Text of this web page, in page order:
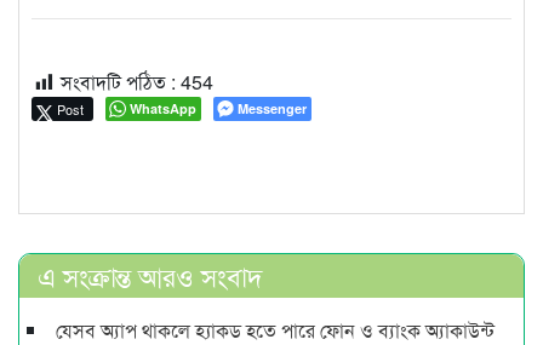
সংবাদটি পঠিত : 454
Post WhatsApp Messenger
এ সংক্রান্ত আরও সংবাদ
যেসব অ্যাপ থাকলে হ্যাকড হতে পারে ফোন ও ব্যাংক অ্যাকাউন্ট